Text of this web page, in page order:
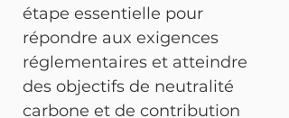
étape essentielle pour
répondre aux exigences
réglementaires et atteindre
des objectifs de neutralité
carbone et de contribution